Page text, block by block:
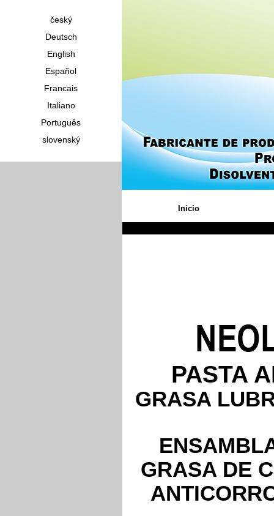
český
Deutsch
English
Español
Francais
Italiano
Português
slovenský
Inicio
PASTA
GRASA
GRASA DE